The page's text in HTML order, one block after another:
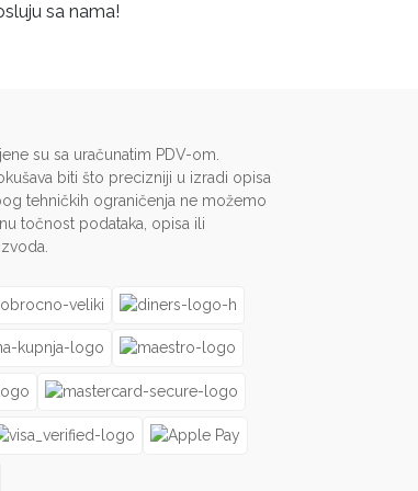
sa nama!
su sa uračunatim PDV-om.
biti što precizniji u izradi opisa
tehničkih ograničenja ne možemo
točnost podataka, opisa ili